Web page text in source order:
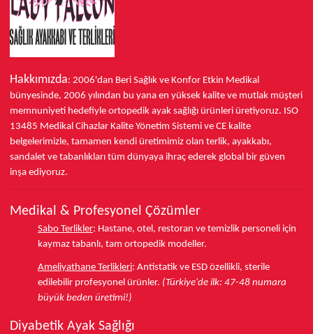
Hakkımızda: 2006'dan Beri Sağlık ve Konfor Etkin Medikal
bünyesinde, 2006 yılından bu yana en yüksek kalite ve mutlak müşteri
memnuniyeti hedefiyle ortopedik ayak sağlığı ürünleri üretiyoruz. ISO
13485 Medikal Cihazlar Kalite Yönetim Sistemi ve CE kalite
belgelerimizle, tamamen kendi üretimimiz olan terlik, ayakkabı,
sandalet ve tabanlıkları tüm dünyaya ihraç ederek global bir güven
inşa ediyoruz.
Medikal & Profesyonel Çözümler
Sabo Terlikler: Hastane, otel, restoran ve temizlik personeli için
kaymaz tabanlı, tam ortopedik modeller.
Ameliyathane Terlikleri: Antistatik ve ESD özellikli, sterile
edilebilir profesyonel ürünler. (Türkiye'de ilk: 47-48 numara
büyük beden üretimi!)
Diyabetik Ayak Sağlığı